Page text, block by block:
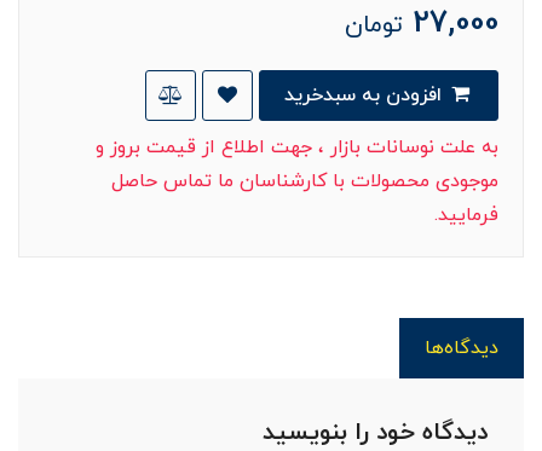
27,000 تومان
به علت نوسانات بازار ، جهت اطلاع از قیمت بروز و
موجودی محصولات با کارشناسان ما تماس حاصل
فرمایید.
دیدگاه‌ها
دیدگاه خود را بنویسید